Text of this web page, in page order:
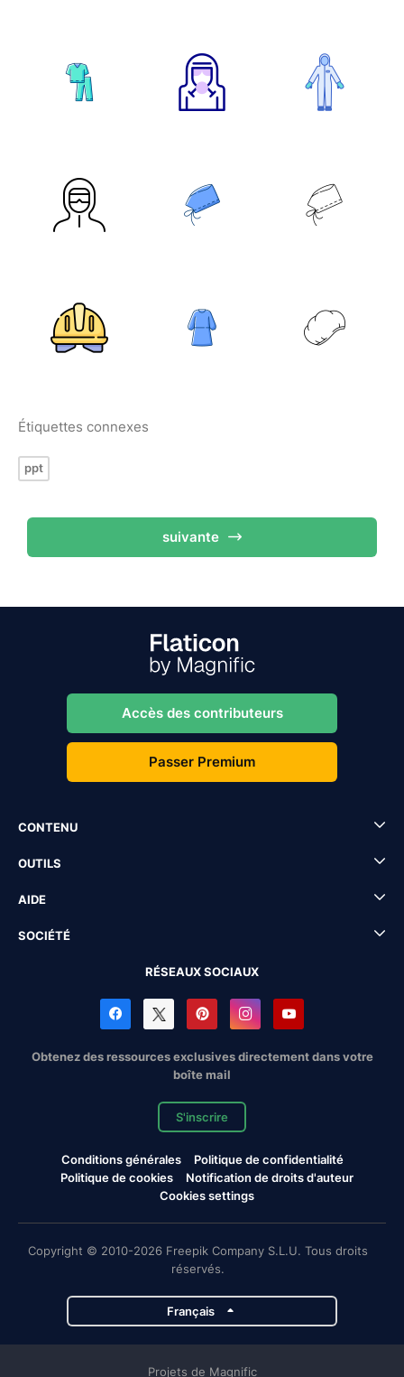
Étiquettes connexes
ppt
suivante
Accès des contributeurs
Passer Premium
CONTENU
OUTILS
AIDE
SOCIÉTÉ
RÉSEAUX SOCIAUX
Obtenez des ressources exclusives directement dans votre
boîte mail
S'inscrire
Conditions générales
Politique de confidentialité
Politique de cookies
Notification de droits d'auteur
Cookies settings
Copyright © 2010-2026 Freepik Company S.L.U. Tous droits
réservés.
Français
Projets de Magnific